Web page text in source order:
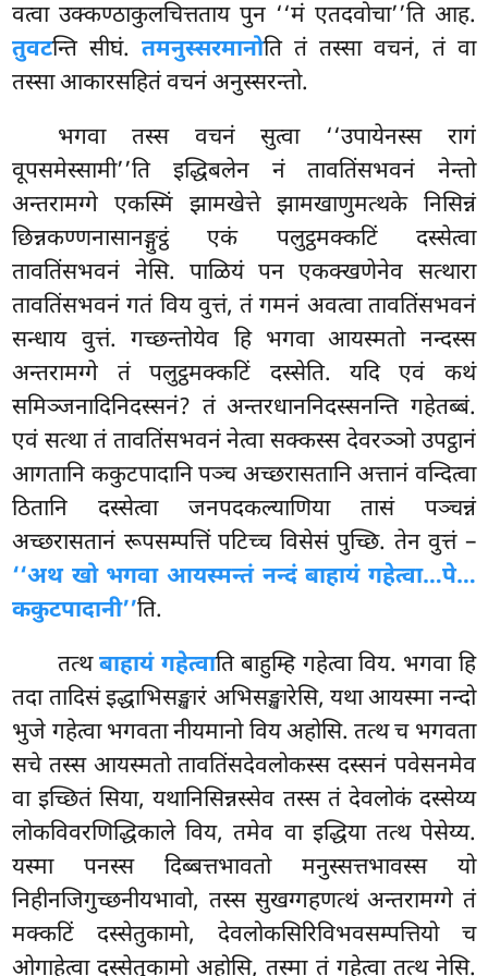
वत्वा उक्कण्ठाकुलचित्तताय पुन ‘‘मं एतदवोचा’’ति आह.
तुवटन्ति सीघं.तमनुस्सरमानोति तं तस्सा वचनं, तं वा
तस्सा आकारसहितं वचनं अनुस्सरन्तो.
भगवा तस्स वचनं सुत्वा ‘‘उपायेनस्स रागं
वूपसमेस्सामी’’ति इद्धिबलेन नं तावतिंसभवनं नेन्तो
अन्तरामग्गे एकस्मिं झामखेत्ते झामखाणुमत्थके निसिन्नं
छिन्नकण्णनासानङ्गुट्ठं एकं पलुट्ठमक्कटिं दस्सेत्वा
तावतिंसभवनं नेसि. पाळियं पन एकक्खणेनेव सत्थारा
तावतिंसभवनं गतं विय वुत्तं, तं गमनं अवत्वा तावतिंसभवनं
सन्धाय वुत्तं. गच्छन्तोयेव हि भगवा आयस्मतो नन्दस्स
अन्तरामग्गे तं पलुट्ठमक्कटिं दस्सेति. यदि एवं कथं
समिञ्जनादिनिदस्सनं? तं अन्तरधाननिदस्सनन्ति गहेतब्बं.
एवं सत्था तं तावतिंसभवनं नेत्वा सक्कस्स देवरञ्ञो उपट्ठानं
आगतानि ककुटपादानि पञ्च अच्छरासतानि अत्तानं वन्दित्वा
ठितानिदस्सेत्वा जनपदकल्याणिया तासं पञ्चन्नं
अच्छरासतानं रूपसम्पत्तिं पटिच्च विसेसं पुच्छि. तेन वुत्तं –
‘‘अथ खो भगवा आयस्मन्तं नन्दं बाहायं गहेत्वा…पे…
ककुटपादानी’’ति.
तत्थबाहायं गहेत्वाति बाहुम्हि गहेत्वा विय. भगवा हि
तदा तादिसं इद्धाभिसङ्खारं अभिसङ्खारेसि, यथा आयस्मा नन्दो
भुजे गहेत्वा भगवता नीयमानो विय अहोसि. तत्थ च भगवता
सचे तस्स आयस्मतो तावतिंसदेवलोकस्स दस्सनं पवेसनमेव
वा इच्छितं सिया, यथानिसिन्नस्सेव तस्स तं देवलोकं दस्सेय्य
लोकविवरणिद्धिकालेविय, तमेव वा इद्धिया तत्थ पेसेय्य.
यस्मा पनस्स दिब्बत्तभावतो मनुस्सत्तभावस्स यो
निहीनजिगुच्छनीयभावो, तस्स सुखग्गहणत्थं अन्तरामग्गे तं
मक्कटिं दस्सेतुकामो, देवलोकसिरिविभवसम्पत्तियो च
ओगाहेत्वा दस्सेतुकामो अहोसि, तस्मा तं गहेत्वा तत्थ नेसि.